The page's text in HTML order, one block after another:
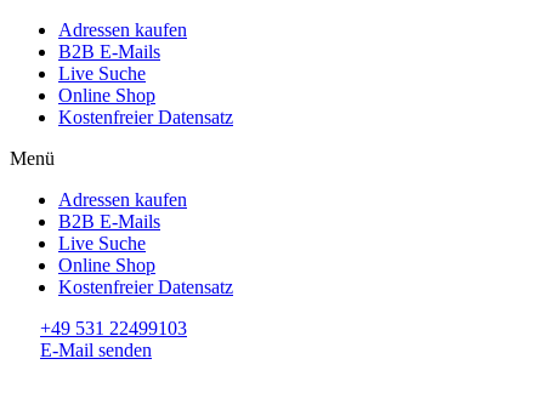
Adressen kaufen
B2B E-Mails
Live Suche
Online Shop
Kostenfreier Datensatz
Menü
Adressen kaufen
B2B E-Mails
Live Suche
Online Shop
Kostenfreier Datensatz
+49 531 22499103
E-Mail senden